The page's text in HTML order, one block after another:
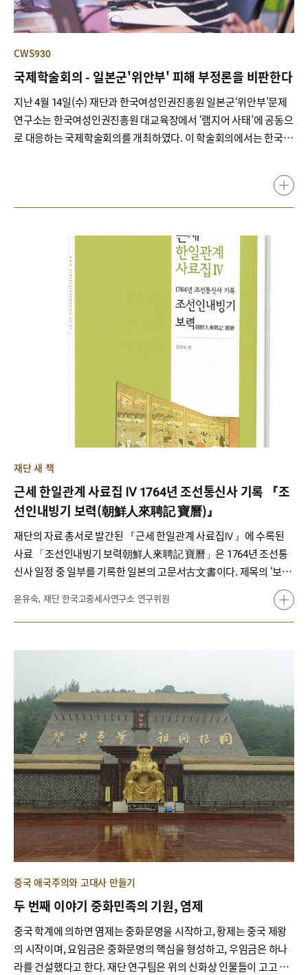
CWS930
국제학술회의 - 일본군'위안부' 피해 부정론을 비판한다
지난 4월 14일(수) 재단과 한국여성인권진흥원 일본군‘위안부’문제
연구소는 한국여성인권진흥원 대교육장에서 ‘램지어 사태’에 공동으
로 대응하는 국제학술회의를 개최하였다. 이 학술회의에서는 한국,
전제로서 학문적 진실성 문제를 논하였다. 또한 1990년대 이후 평화,
인권, 젠더의 관점에서 새로운 일본군‘위안부’ 역사 쓰기가 시작됐음
을 재확인하고, 이러한 역사 인식과 교육의 중요성에 대한 공통 의견
Dudden 코네티컷대 교수를 비롯하여, 첼시 샌디 쉬이더Chelsea
Szendi Schieder 아오야마가쿠인대 교수, 송연옥 아오야마가쿠인
대 명예교수, 윤명숙 한국여성인권진흥원일본군‘위안부’문제연구소
소장직무대리, 재단 박정애 연구위원이다. 알렉시스 더든 교수는 “증
거 없이 역사 조작을 시도한 램지어 논문은 의미 있는 해석을 하는 것
이 불가능하다”고 지적하며, 학문적 진실성이 전제되지 않은 연구는
하여 반박문을 작성한 경위에 대해 말하였다. 그는 이 문제가 학계를
넘어 정치 및 교육적 맥락에서도 매우 중요하며, 역사 교육의 견지에
서 이 사태를 극복할 것을 제안하였다. 송연옥 명예교수는 “‘위안부’
피해를 부정하기 위해 손쉽게 동원된 공창은 사실상 ‘위안부’와 대척
점에 있지 않다.”고 말하면서, 역사적으로 시기, 지역, 정치적 입장, 이
해관계에 따라 다양하게 존재한 공창제를 점검하며 ‘위안부=매춘
부’론의 허구성을 지적하였다. 윤명숙 소장직무대리는 1937년 말
~1938년 초 ‘위안부’ 모집 실태를 분석하여 ‘위안부’ 모집을 둘러싼
강제와 자발이라는 이분법적 프레임이 ‘위안부’ 역사 인식에도 걸림
돌이 되고 있음을 지적하였다. 박정애 연구위원은 램지어 등 역사부
정론자들이 ‘위안부’ 피해를 부정하고자 피해자의 구술을 인용하여
는 학문적 진실성에 기초하여 역사를 연구하고 교육한다는 것의 의미
에 대해 토론하는 장이었으며, ‘램지어 사태와 현상’을 분석하면서 일
재단 새 책
근세 한일관계 사료집 Ⅳ 1764년 조선통신사 기록 『조
선인내빙기 보력(朝鮮人來聘記 寶曆)』
재단의 자료 총서로 발간된 『근세 한일관계 사료집Ⅳ』에 수록된
사료 「조선인내빙기 보력朝鮮人來聘記 寶曆」은 1764년 조선통
신사 일정 중 일부를 기록한 일본의 고문서古文書이다. 제목의 ‘보
력’은 1764년이 일본의 연호 ‘호레키 14년’임을 의미한다. 소장처는
한국국립중앙도서관이며, 원래 조선총독부 소장 고서古書로 분류되
어 있었으나, 저자와 작성 시기는 불명확하다. 1764년 통신사는 정사
쇼군 취임 축하’였다. 9대 쇼군 이에시게家重가 1760년 5월 쇼군에서
물러날 의사를 밝히고 에도 성의 니노마루二の丸로 거처를 옮기자,
같은 해 9월 천황으로부터 이에시게의 아들 이에하루를 쇼군, 즉 정이
대장군征夷大將軍에 보임하는 문서가 전달되었다. 조선통신사 일
행의 궤적을 기록한 일본의 사료로는 에도시대 쓰시마번이 생산한 이
른바 ‘쓰시마종가기록對馬宗家記錄’이 대표적이다. 쓰시마는 통신
사를 초빙하는 단계부터 에도성江戶城에서 쇼군에게 조선 국왕의 국
서國書를 전달하고 조선으로 귀국하는 순간까지를 기록했다. 수개월
씩 걸리는 사행의 전 과정을 기록하다 보니 1764년 통신사행을 기록
한 쓰시마 기록 『보력신사기록寶曆信使記錄』은 총 130책에 이르
며, 일본 게이오대학 도서관에 소장되어 있다. 다만 이 책에 수록한
『조선인내빙기 보력』과 게이오대학의 『보력신사기록』과의 관
윤유숙, 재단 한국고중세사연구소 연구위원
중국 애국주의와 고대사 만들기
두 번째 이야기 중화민족의 기원, 염제
중국 학계에 의하면 염제는 중화문명을 시작하고, 황제는 중국 제왕
의 시작이며, 요임금은 중화문명의 핵심을 형성하고, 우임금은 하나
라를 건설했다고 한다. 재단 연구팀은 위의 신화상 인물들이 고고 유